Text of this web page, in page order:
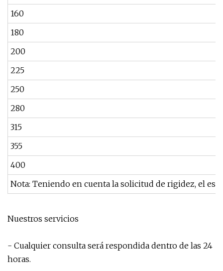
160
180
200
225
250
280
315
355
400
Nota: Teniendo en cuenta la solicitud de rigidez, el
Nuestros servicios
- Cualquier consulta será respondida dentro de las 24
horas.